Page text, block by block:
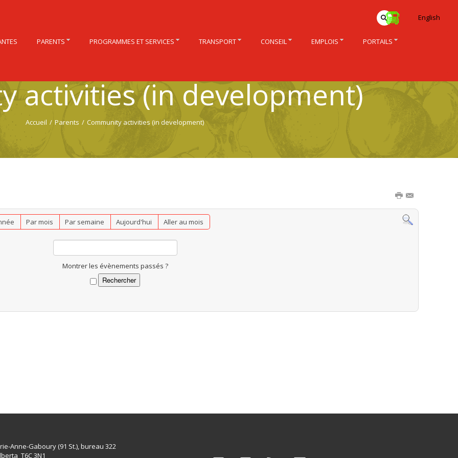
activities (in development)
Accueil / Parents / Community activities (in development)
Par mois Par semaine Aujourd'hui Aller au mois
Montrer les évènements passés ?
English
PARENTS PROGRAMMES ET SERVICES TRANSPORT CONSEIL EMPLOIS PORTAILS
Anne-Gaboury (91 St.), bureau 322
T6C 3N1